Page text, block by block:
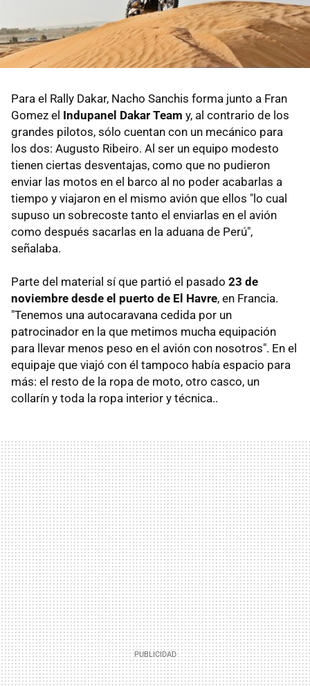
Para el Rally Dakar, Nacho Sanchis forma junto a Fran
Gomez el Indupanel Dakar Team y, al contrario de los
grandes pilotos, sólo cuentan con un mecánico para
los dos: Augusto Ribeiro. Al ser un equipo modesto
tienen ciertas desventajas, como que no pudieron
enviar las motos en el barco al no poder acabarlas a
tiempo y viajaron en el mismo avión que ellos "lo cual
supuso un sobrecoste tanto el enviarlas en el avión
como después sacarlas en la aduana de Perú",
señalaba.
Parte del material sí que partió el pasado 23 de
noviembre desde el puerto de El Havre, en Francia.
"Tenemos una autocaravana cedida por un
patrocinador en la que metimos mucha equipación
para llevar menos peso en el avión con nosotros". En el
equipaje que viajó con él tampoco había espacio para
más: el resto de la ropa de moto, otro casco, un
collarín y toda la ropa interior y técnica..